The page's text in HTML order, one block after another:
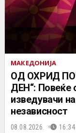
МАКЕДОНИЈА
ОД ОХРИД
ДЕН“: Повеќе
изведувачи
независност
08.08.2026. 16:34